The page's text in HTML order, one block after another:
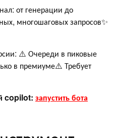
от генерации до
многошаговых запросов✨
⚠️ Очереди в пиковые
в премиуме⚠️ Требует
copilot: запустить бота